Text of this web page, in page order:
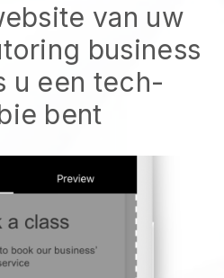
van uw
business
u een tech-
bent